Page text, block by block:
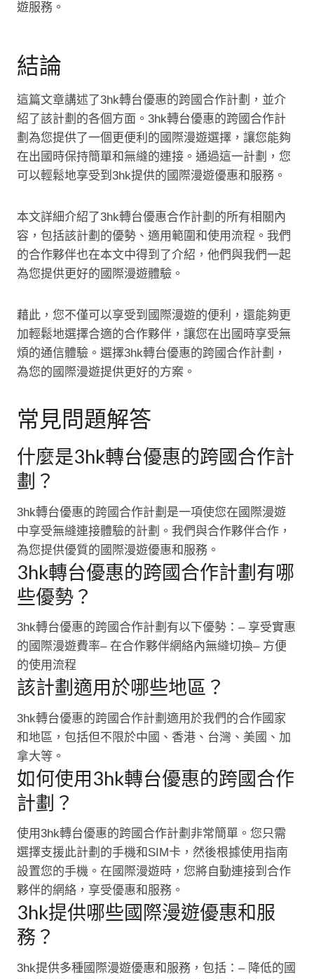
遊服務。
結論
這篇文章講述了3hk轉台優惠的跨國合作計劃，並介
紹了該計劃的各個方面。3hk轉台優惠的跨國合作計
劃為您提供了一個更便利的國際漫遊選擇，讓您能夠
在出國時保持簡單和無縫的連接。通過這一計劃，您
可以輕鬆地享受到3hk提供的國際漫遊優惠和服務。
本文詳細介紹了3hk轉台優惠合作計劃的所有相關內
容，包括該計劃的優勢、適用範圍和使用流程。我們
的合作夥伴也在本文中得到了介紹，他們與我們一起
為您提供更好的國際漫遊體驗。
藉此，您不僅可以享受到國際漫遊的便利，還能夠更
加輕鬆地選擇合適的合作夥伴，讓您在出國時享受無
煩的通信體驗。選擇3hk轉台優惠的跨國合作計劃，
為您的國際漫遊提供更好的方案。
常見問題解答
什麼是3hk轉台優惠的跨國合作計
劃？
3hk轉台優惠的跨國合作計劃是一項使您在國際漫遊
中享受無縫連接體驗的計劃。我們與合作夥伴合作，
為您提供優質的國際漫遊優惠和服務。
3hk轉台優惠的跨國合作計劃有哪
些優勢？
3hk轉台優惠的跨國合作計劃有以下優勢：– 享受實惠
的國際漫遊費率– 在合作夥伴網絡內無縫切換– 方便
的使用流程
該計劃適用於哪些地區？
3hk轉台優惠的跨國合作計劃適用於我們的合作國家
和地區，包括但不限於中國、香港、台灣、美國、加
拿大等。
如何使用3hk轉台優惠的跨國合作
計劃？
使用3hk轉台優惠的跨國合作計劃非常簡單。您只需
選擇支援此計劃的手機和SIM卡，然後根據使用指南
設置您的手機。在國際漫遊時，您將自動連接到合作
夥伴的網絡，享受優惠和服務。
3hk提供哪些國際漫遊優惠和服
務？
3hk提供多種國際漫遊優惠和服務，包括：– 降低的國